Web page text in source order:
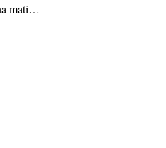
mati…